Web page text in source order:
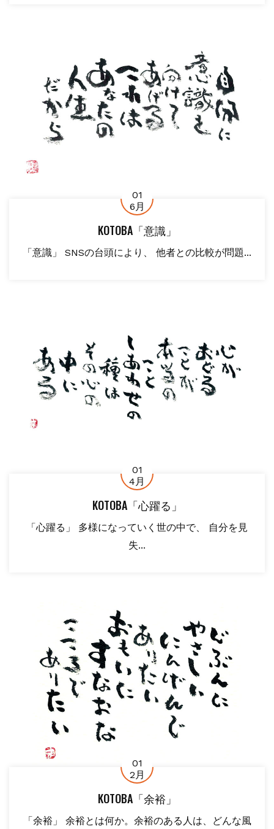
01
6月
KOTOBA「意識」
「意識」 SNSの台頭により、 他者との比較が問題...
01
4月
KOTOBA「心躍る」
「心躍る」 多様になっていく世の中で、 自分を見
失...
01
2月
KOTOBA「余裕」
「余裕」 余裕とは何か。余裕のある人は、どんな風